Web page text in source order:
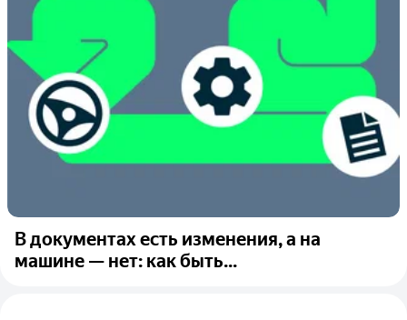
В документах есть изменения, а на
машине — нет: как быть...